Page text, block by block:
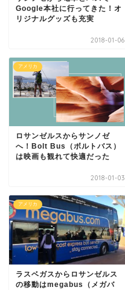
Google本社に行ってきた！オ
リジナルグッズも充実
2018-01-06
アメリカ
ロサンゼルスからサンノゼ
へ！Bolt Bus（ボルトバス）
は映画も観れて快適だった
2018-01-03
アメリカ
ラスベガスからロサンゼルス
の移動はmegabus（メガバ